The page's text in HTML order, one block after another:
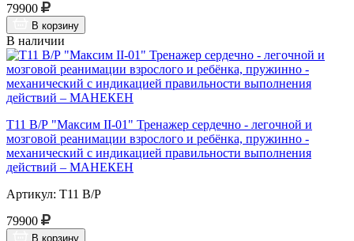
79900
В корзину
В наличии
Т11 В/Р "Максим II-01" Тренажер сердечно - легочной и
мозговой реанимации взрослого и ребёнка, пружинно -
механический с индикацией правильности выполнения
действий – МАНЕКЕН
Артикул: Т11 В/Р
79900
В корзину